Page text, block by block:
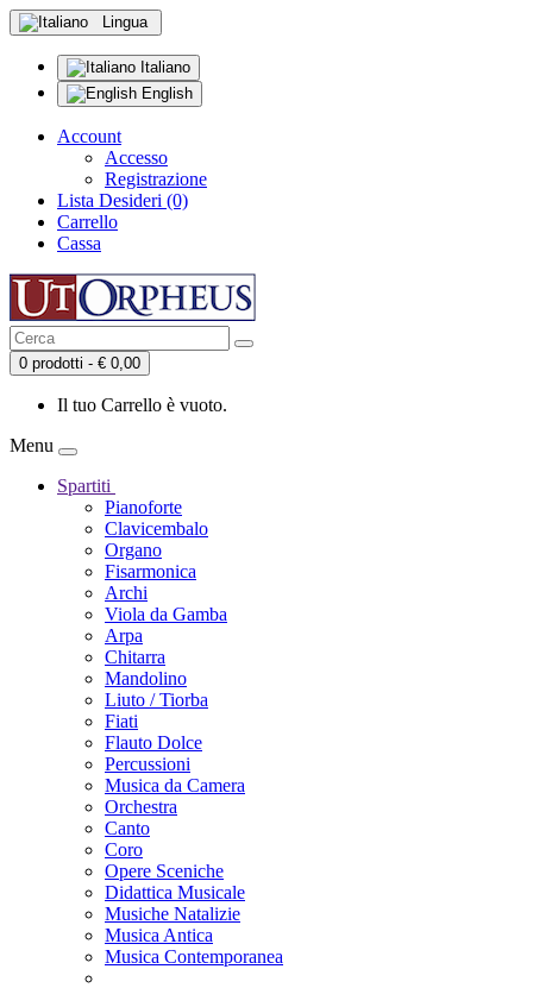
Lingua
Italiano
English
Account
Accesso
Registrazione
Lista Desideri (0)
Carrello
Cassa
0 prodotti - € 0,00
Il tuo Carrello è vuoto.
Menu
Spartiti
Pianoforte
Clavicembalo
Organo
Fisarmonica
Archi
Viola da Gamba
Arpa
Chitarra
Mandolino
Liuto / Tiorba
Fiati
Flauto Dolce
Percussioni
Musica da Camera
Orchestra
Canto
Coro
Opere Sceniche
Didattica Musicale
Musiche Natalizie
Musica Antica
Musica Contemporanea